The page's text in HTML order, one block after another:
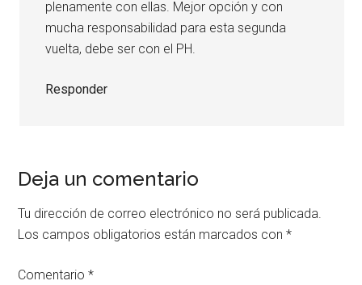
plenamente con ellas. Mejor opción y con
mucha responsabilidad para esta segunda
vuelta, debe ser con el PH.
Responder
Deja un comentario
Tu dirección de correo electrónico no será publicada.
Los campos obligatorios están marcados con*
Comentario*